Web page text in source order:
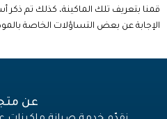
قمنا بتعريف تلك الماكينة، كذلك تم ذكر
الإجابة عن بعض التساؤلات الخاصة
عن